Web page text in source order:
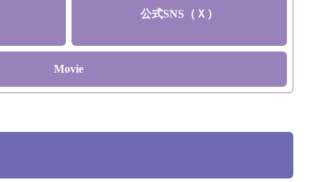
公式SNS（Ｘ）
Movie